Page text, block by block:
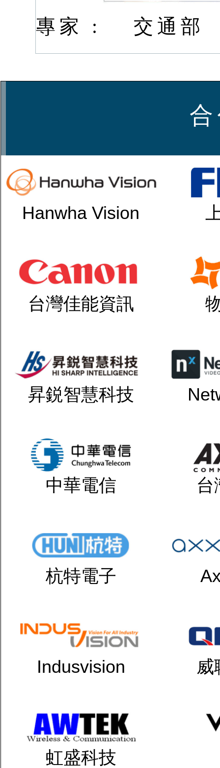
專家 : 交通部
合
Hanwha Vision
台灣佳能資訊
昇鋭智慧科技
中華電信 台
杭特電子
Indusvision 威
虹盛科技